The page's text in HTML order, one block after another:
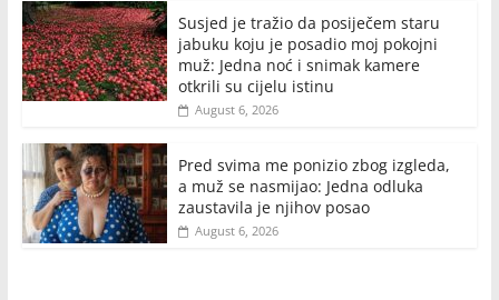
Susjed je tražio da posiječem staru
jabuku koju je posadio moj pokojni
muž: Jedna noć i snimak kamere
otkrili su cijelu istinu
August 6, 2026
Pred svima me ponizio zbog izgleda,
a muž se nasmijao: Jedna odluka
zaustavila je njihov posao
August 6, 2026